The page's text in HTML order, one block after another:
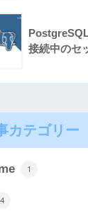
接続中のセ
カテゴリー
1
4